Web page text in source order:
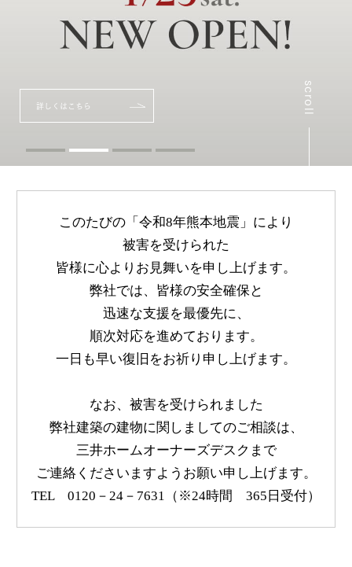
詳しくはこちら
詳しくはこちら
詳しくはこちら
詳しくはこちら scroll
このたびの「令和8年熊本地震」により
被害を受けられた
皆様に心よりお見舞いを申し上げます。
弊社では、皆様の安全確保と
迅速な支援を最優先に、
順次対応を進めております。
一日も早い復旧をお祈り申し上げます。
なお、被害を受けられました
弊社建築の建物に関しましてのご相談は、
三井ホームオーナーズデスクまで
ご連絡くださいますようお願い申し上げます。
TEL 0120－24－7631（※24時間 365日受付）
2
0
0
1
3
0
0
1
3
0
4
0